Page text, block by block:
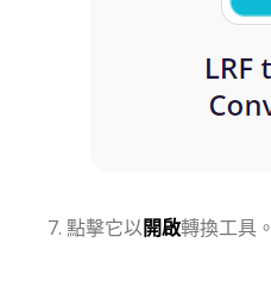
點擊它以開啟轉換工具。